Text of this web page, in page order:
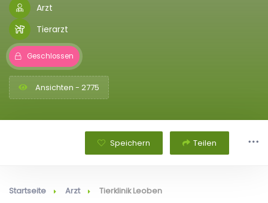
Arzt
Tierarzt
Geschlossen
Ansichten - 2775
Speichern Teilen
Startseite Arzt Tierklinik Leoben